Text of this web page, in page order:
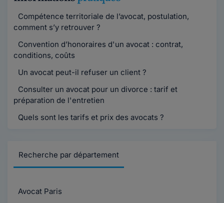
Compétence territoriale de l’avocat, postulation,
comment s’y retrouver ?
Convention d’honoraires d'un avocat : contrat,
conditions, coûts
Un avocat peut-il refuser un client ?
Consulter un avocat pour un divorce : tarif et
préparation de l'entretien
Quels sont les tarifs et prix des avocats ?
Recherche par département
Avocat Paris